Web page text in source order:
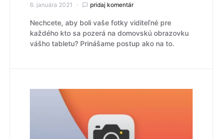
6. januára 2021 pridaj komentár
Nechcete, aby boli vaše fotky viditeľné pre
každého kto sa pozerá na domovskú obrazovku
vášho tabletu? Prinášame postup ako na to.